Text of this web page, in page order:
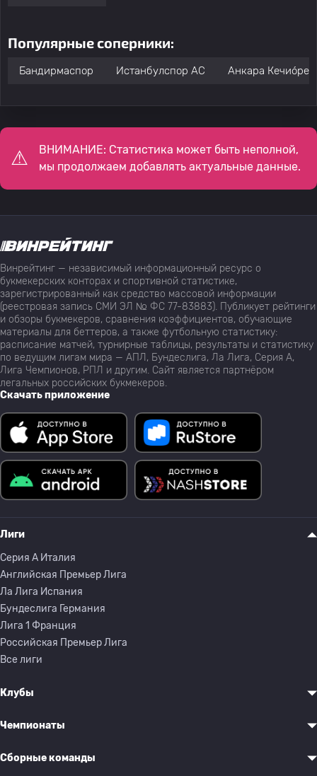
Популярные соперники:
Бандирмаспор Истанбулспор АС Анкара
ВНИМАНИЕ: Статистика может быть неполной,
мы продолжаем добавлять актуальные данные.
Винрейтинг — независимый информационный ресурс о
букмекерских конторах и спортивной статистике,
зарегистрированный как средство массовой информации
(реестровая запись СМИ ЭЛ № ФС 77-83883). Публикует рейтинги
и обзоры букмекеров, сравнения коэффициентов, обучающие
материалы для беттеров, а также футбольную статистику:
расписание матчей, турнирные таблицы, результаты и статистику
по ведущим лигам мира — АПЛ, Бундеслига, Ла Лига, Серия А,
Лига Чемпионов, РПЛ и другим. Сайт является партнёром
легальных российских букмекеров.
Скачать приложение
Лиги
Серия A Италия
Английская Премьер Лига
Ла Лига Испания
Бундеслига Германия
Лига 1 Франция
Российская Премьер Лига
Все лиги
Клубы
Чемпионаты
Сборные команды